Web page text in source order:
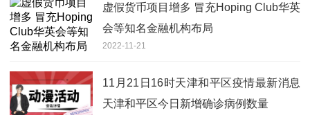
虚假货币项目增多 冒充Hoping Club华英
会等知名金融机构布局
2022-11-21
11月21日16时天津和平区疫情最新消息
天津和平区今日新增确诊病例数量